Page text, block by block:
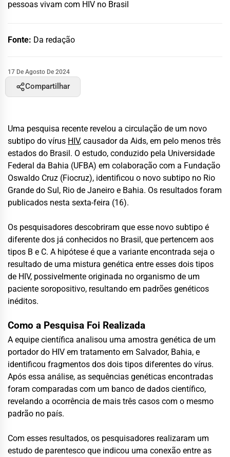
pessoas vivam com HIV no Brasil
Fonte: Da redação
17 De Agosto De 2024
Compartilhar
Uma pesquisa recente revelou a circulação de um novo
subtipo do vírus HIV, causador da Aids, em pelo menos três
estados do Brasil. O estudo, conduzido pela Universidade
Federal da Bahia (UFBA) em colaboração com a Fundação
Oswaldo Cruz (Fiocruz), identificou o novo subtipo no Rio
Grande do Sul, Rio de Janeiro e Bahia. Os resultados foram
publicados nesta sexta-feira (16).
Os pesquisadores descobriram que esse novo subtipo é
diferente dos já conhecidos no Brasil, que pertencem aos
tipos B e C. A hipótese é que a variante encontrada seja o
resultado de uma mistura genética entre esses dois tipos
de HIV, possivelmente originada no organismo de um
paciente soropositivo, resultando em padrões genéticos
inéditos.
Como a Pesquisa Foi Realizada
A equipe científica analisou uma amostra genética de um
portador do HIV em tratamento em Salvador, Bahia, e
identificou fragmentos dos dois tipos diferentes do vírus.
Após essa análise, as sequências genéticas encontradas
foram comparadas com um banco de dados científico,
revelando a ocorrência de mais três casos com o mesmo
padrão no país.
Com esses resultados, os pesquisadores realizaram um
estudo de parentesco que indicou uma conexão entre as